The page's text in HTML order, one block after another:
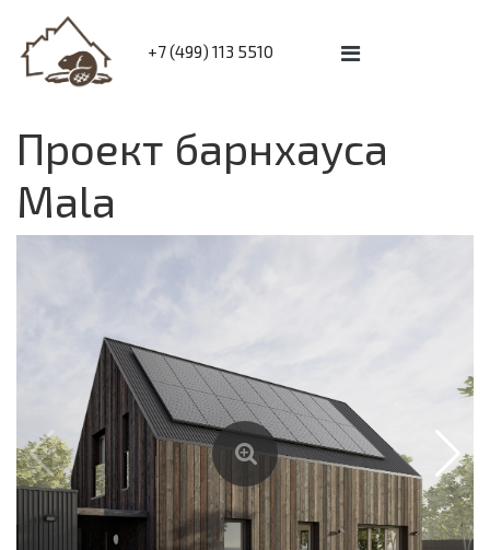
+7 (499) 113 5510
Проект барнхауса
Mala